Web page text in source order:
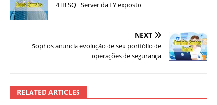
4TB SQL Server da EY exposto
NEXT
Sophos anuncia evolução de seu portfólio de
operações de segurança
RELATED ARTICLES